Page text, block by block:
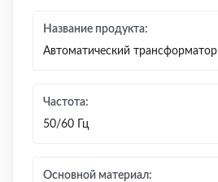
Название продукта:
Автоматический трансформатор
Частота:
50/60 Гц
Основной материал: